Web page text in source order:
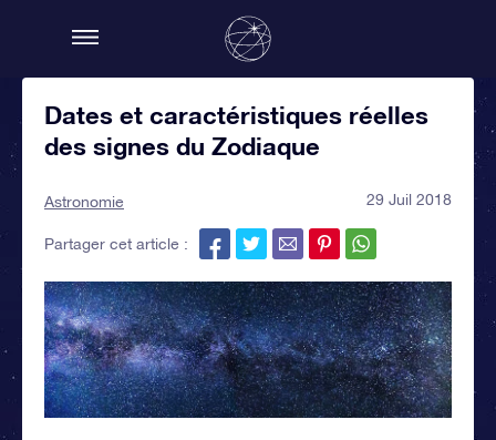
Dates et caractéristiques réelles
des signes du Zodiaque
Astronomie 29 Juil 2018
Partager cet article :